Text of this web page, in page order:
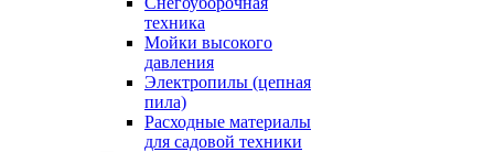
техника
Мойки высокого
давления
Электропилы (цепная
пила)
Расходные материалы
для садовой техники